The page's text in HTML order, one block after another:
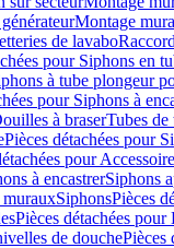
Montage
de lavabo
pour Siphons en
à tube plongeur
pour Siphons à
à braserTubes
Pièces détachées pour
pour
à encastrerSiphons
murauxSiphonsPièces
Pièces détachées pour
de douchePièces